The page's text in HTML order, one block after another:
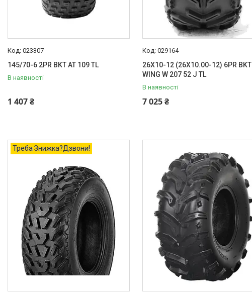
023307
145/70-6 2PR BKT AT 109 TL
В наявності
1 407 ₴
029164
26X10-12 (26X10.00-12) 6PR BKT
WING W 207 52 J TL
В наявності
7 025 ₴
Треба Знижка?Дзвони!